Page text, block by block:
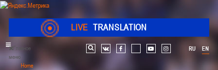
LIVE TRANSLATION
Главное
меню
Home
RU EN
Search vk facebook youtube instagram